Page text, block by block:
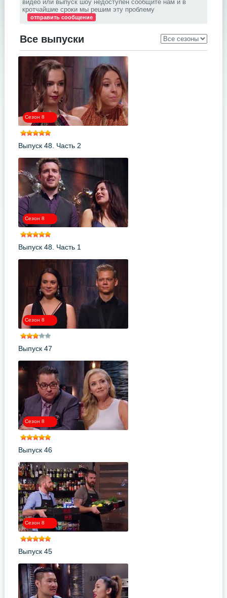
видео или выпуск шоу недоступен сообщите нам и в
кротчайшие сроки мы решим эту проблему
отправить сообщение
Все выпуски
Сезон 8
Выпуск 48. Часть 2
Сезон 8
Выпуск 48. Часть 1
Сезон 8
Выпуск 47
Сезон 8
Выпуск 46
Сезон 8
Выпуск 45